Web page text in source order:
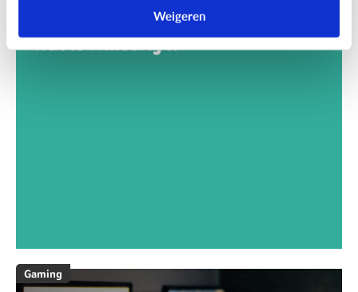
Weigeren
Wat is Minecraft?
Gaming